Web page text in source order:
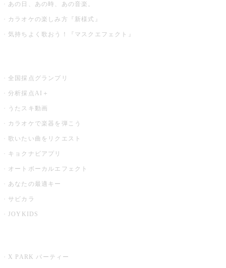
あの日、あの時、あの音楽。
カラオケの楽しみ方『新様式』
気持ちよく歌おう！『マスクエフェクト』
全国採点グランプリ
分析採点AI＋
うたスキ動画
カラオケで楽器を弾こう
歌いたい曲をリクエスト
キョクナビアプリ
オートボーカルエフェクト
あなたの最適キー
サビカラ
JOYKIDS
X PARK パーティー